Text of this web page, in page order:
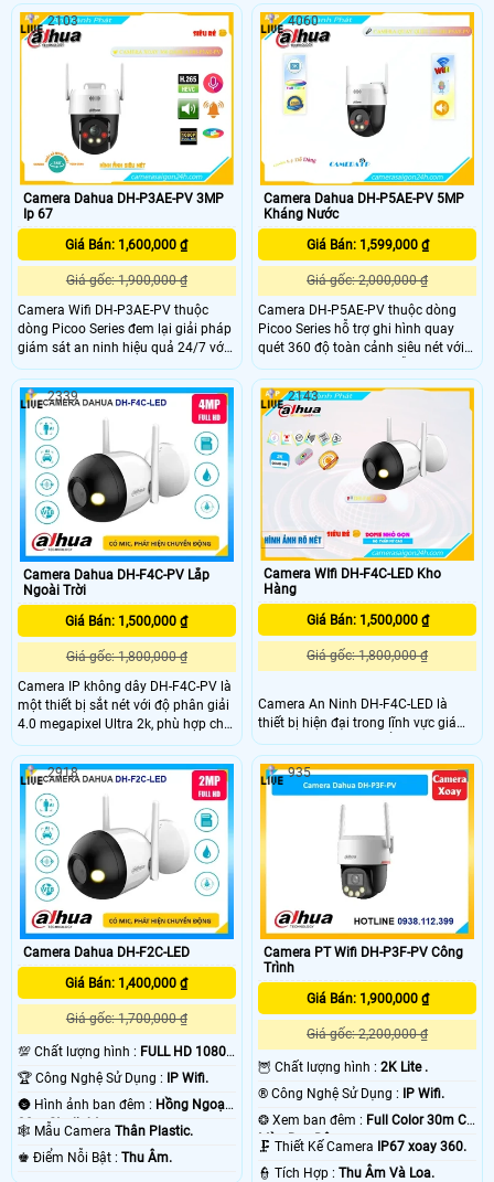
đó là các tính năng tiện ích khác
như đàm thoại 2 chiều, phát hiện
người AI độ chính xác cao đảm bảo
nghiệt. Với độ phân giải cao Full HD,
kết nối không dây tiện lợi, và khả
năng quan sát trong ánh sáng yếu,
camera giúp bạn theo dõi mọi góc
cạnh một cách rõ ràng.
Camera Dahua DH-P3AE-PV 3MP
Ip 67
Giá Bán: 1,600,000 ₫
Giá gốc: 1,900,000 ₫
Camera Wifi DH-P3AE-PV thuộc
dòng Picoo Series đem lại giải pháp
giám sát an ninh hiệu quả 24/7 với
độ phân giải Ultra 2k lite siêu sắc
nét. Kèm với đó là các tính năng
như đàm thoại 2 chiều, khả năng
quan sát ban đêm có màu với 4 chế
độ linh hoạt.
2103
Camera Dahua DH-P5AE-PV 5MP
Kháng Nước
Giá Bán: 1,599,000 ₫
Giá gốc: 2,000,000 ₫
Camera DH-P5AE-PV thuộc dòng
Picoo Series hỗ trợ ghi hình quay
quét 360 độ toàn cảnh siêu nét với
độ phân giải cao 5MP, hỗ trợ xem
hình ban đêm có màu sắc rõ ràng,
cùng với đó là khả năng phát hiện
người thông minh hạn chế cảnh báo
giả.
4060
Camera Dahua DH-F4C-PV Lắp
Ngoài Trời
Giá Bán: 1,500,000 ₫
Giá gốc: 1,800,000 ₫
Camera IP không dây DH-F4C-PV là
một thiết bị sắt nét với độ phân giải
4.0 megapixel Ultra 2k, phù hợp cho
các công trình đòi hỏi chất lượng
cao. Nó được trang bị chức năng
chống ngược sáng DWDR, mang lại
hình ảnh rõ nét dù được lắp đặt ở
bất kỳ đâu
2339
Camera WIfi DH-F4C-LED Kho
Hàng
Giá Bán: 1,500,000 ₫
Giá gốc: 1,800,000 ₫
Camera An Ninh DH-F4C-LED là
thiết bị hiện đại trong lĩnh vực giám
sát an ninh. Với ưu điểm sử dụng
công nghệ AI, camera này có khả
năng chống ngược sáng DWDR,
giúp hình ảnh rõ nét trong môi
trường ánh sáng mạnh và yếu. Được
thiết kế lắp trong nhà, DH-F4C-LED
còn hỗ trợ định dạng nén H.265/H
2143
Camera Dahua DH-F2C-LED
Giá Bán: 1,400,000 ₫
Giá gốc: 1,700,000 ₫
💯 Chất lượng hình : FULL HD 1080P
.
🏆 Công Nghệ Sử Dụng : IP Wifi.
🌚 Hình ảnh ban đêm : Hồng Ngoại
30m Starlight.
🕸️ Mẫu Camera Thân Plastic.
️♚ Điểm Nỗi Bật : Thu Âm.
2918
Camera PT Wifi DH-P3F-PV Công
Trình
Giá Bán: 1,900,000 ₫
Giá gốc: 2,200,000 ₫
🦉 Chất lượng hình :2K Lite .
®️ Công Nghệ Sử Dụng : IP Wifi.
❂ Xem ban đêm : Full Color 30m Có
Màu Ban Ðêm.
🗜️ Thiết Kế Camera IP67 xoay 360.
️👮 Tích Hợp :Thu Âm Và Loa.
935